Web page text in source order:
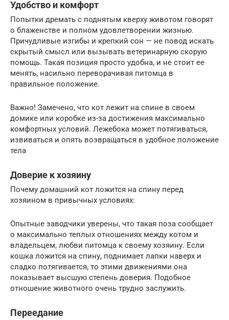
Удобство и комфорт
Попытки дремать с поднятым кверху животом говорят
о блаженстве и полном удовлетворении жизнью.
Причудливые изгибы и крепкий сон — не повод искать
скрытый смысл или вызывать ветеринарную скорую
помощь. Такая позиция просто удобна, и не стоит ее
менять, насильно переворачивая питомца в
правильное положение.
Важно! Замечено, что кот лежит на спине в своем
домике или коробке из-за достижения максимально
комфортных условий. Лежебока может потягиваться,
извиваться и опять возвращаться в удобное положение
тела
Доверие к хозяину
Почему домашний кот ложится на спину перед
хозяином в привычных условиях:
Опытные заводчики уверены, что такая поза сообщает
о максимально теплых отношениях между котом и
владельцем, любви питомца к своему хозяину. Если
кошка ложится на спину, поднимает лапки наверх и
сладко потягивается, то этими движениями она
показывает высшую степень доверия. Подобное
отношение животного очень трудно заслужить.
Переедание